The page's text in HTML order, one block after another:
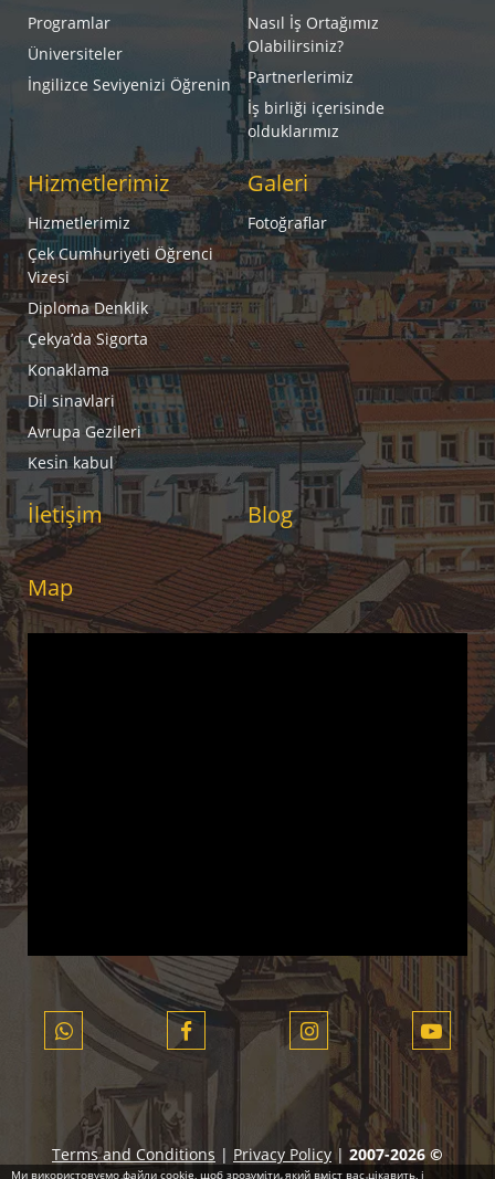
Programlar
Üniversiteler
İngilizce Seviyenizi Öğrenin
Nasıl İş Ortağımız
Olabilirsiniz?
Partnerlerimiz
İş birliği içerisinde
olduklarımız
Hizmetlerimiz
Hizmetlerimiz
Çek Cumhuriyeti Öğrenci
Vizesi
Diploma Denklik
Çekya’da Sigorta
Konaklama
Di̇l sinavlari
Avrupa Gezileri
Kesi̇n kabul
Galeri
Fotoğraflar
İletişim Blog
Map
Terms and Conditions | Privacy Policy | 2007-2026 ©
Ми використовуємо файли cookie, щоб зрозуміти, який вміст вас цікавить, і